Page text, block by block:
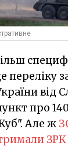
переліку
від
про
Але ж
ЗРК